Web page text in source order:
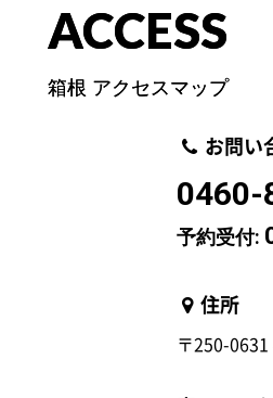
ACCESS
箱根 アクセスマップ
お問い
0460-
予約受付:
住所
〒250-